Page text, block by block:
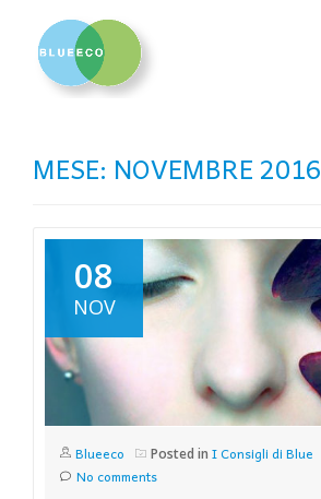
MESE: NOVEMBRE 2016
08
NOV
Blueeco Posted in I Consigli di Blue
No comments